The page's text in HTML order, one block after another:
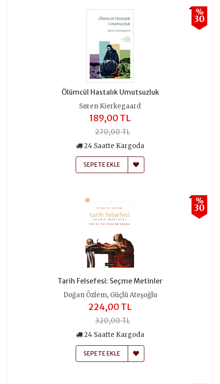
%
30
Ölümcül Hastalık Umutsuzluk
Søren Kierkegaard
189,00 TL
270,00 TL
24 Saatte Kargoda
SEPETE EKLE
%
30
Tarih Felsefesi: Seçme Metinler
Doğan Özlem, Güçlü Ateşoğlu
224,00 TL
320,00 TL
24 Saatte Kargoda
SEPETE EKLE